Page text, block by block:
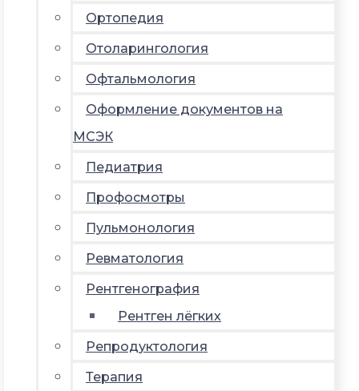
Ортопедия
Отоларингология
Офтальмология
Оформление документов на
МСЭК
Педиатрия
Профосмотры
Пульмонология
Ревматология
Рентгенография
Рентген лёгких
Репродуктология
Терапия